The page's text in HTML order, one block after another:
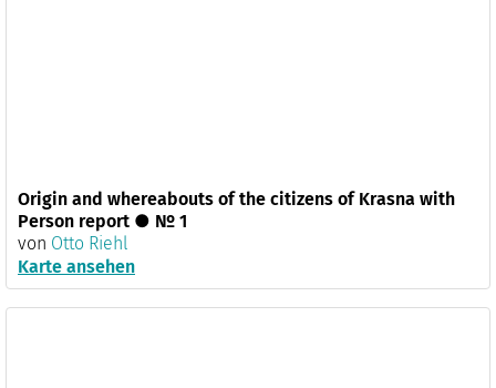
Origin and whereabouts of the citizens of Krasna with
Person report ● № 1
von Otto Riehl
Karte ansehen